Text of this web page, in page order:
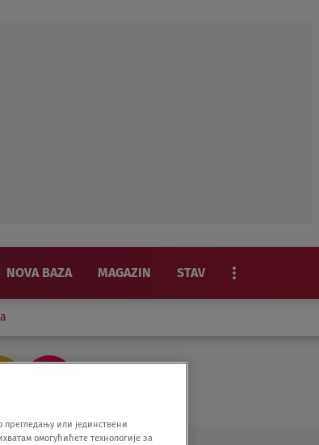
NOVA BAZA MAGAZIN STAV
прегледању или јединствени
омогућићете технологије за